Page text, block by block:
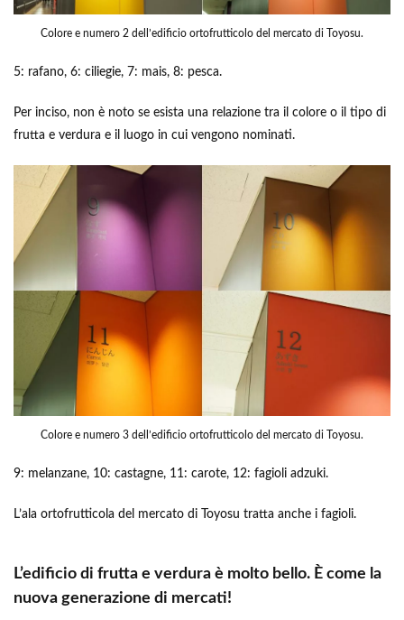
Colore e numero 2 dell’edificio ortofrutticolo del mercato di Toyosu.
5: rafano, 6: ciliegie, 7: mais, 8: pesca.
Per inciso, non è noto se esista una relazione tra il colore o il tipo di
frutta e verdura e il luogo in cui vengono nominati.
Colore e numero 3 dell’edificio ortofrutticolo del mercato di Toyosu.
9: melanzane, 10: castagne, 11: carote, 12: fagioli adzuki.
L’ala ortofrutticola del mercato di Toyosu tratta anche i fagioli.
L’edificio di frutta e verdura è molto bello. È come la
nuova generazione di mercati!